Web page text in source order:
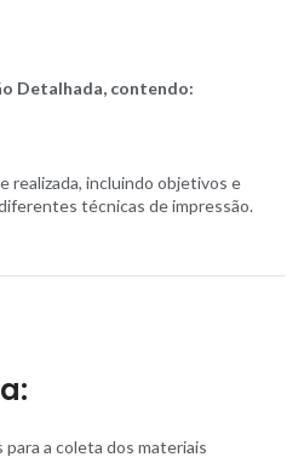
Detalhada, contendo:
realizada, incluindo objetivos e
técnicas de impressão.
a coleta dos materiais